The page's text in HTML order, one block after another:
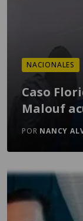
NACIONALES
Caso
Malouf
POR NANCY